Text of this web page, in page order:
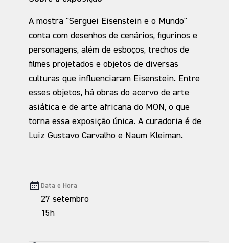
A mostra "Serguei Eisenstein e o Mundo"
conta com desenhos de cenários, figurinos e
personagens, além de esboços, trechos de
filmes projetados e objetos de diversas
culturas que influenciaram Eisenstein. Entre
esses objetos, há obras do acervo de arte
asiática e de arte africana do MON, o que
torna essa exposição única. A curadoria é de
Luiz Gustavo Carvalho e Naum Kleiman.
Data e Hora
27 setembro
15h